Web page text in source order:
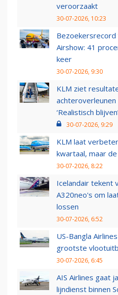
veroorzaakt
30-07-2026, 10:23
Airshow: 41
keer
30-07-2026, 9:30
KLM ziet
‘Realistisch
30-07-2026, 9:29
KLM laat
kwartaal, maar
30-07-2026, 8:22
Icelandair tekent
A320neo's om
lossen
30-07-2026, 6:52
US-Bangla
grootste
30-07-2026, 6:45
AIS Airlines gaat
lijndienst binnen